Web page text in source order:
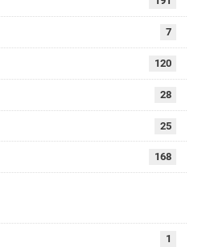
7
120
28
25
168
1